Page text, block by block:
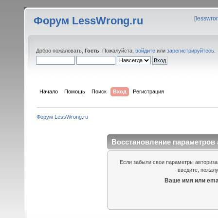
Форум LessWrong.ru [
Добро пожаловать, Гость . Пожалуйста, войдите или зарегистрируйтесь
Начало Помощь Поиск Вход Регистрация
Форум LessWrong.ru
Восстановление параметров
Если забыли свои параметры
введите,
Ваше имя или